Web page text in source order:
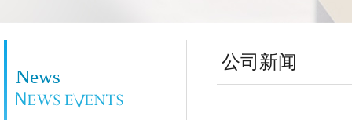
News
公司新闻